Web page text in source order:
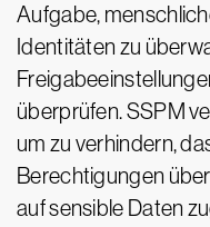
Aufgabe,
Identitäten zu
überprüfen. SSPM
um zu verhindern,
Berechtigungen
auf sensible Daten